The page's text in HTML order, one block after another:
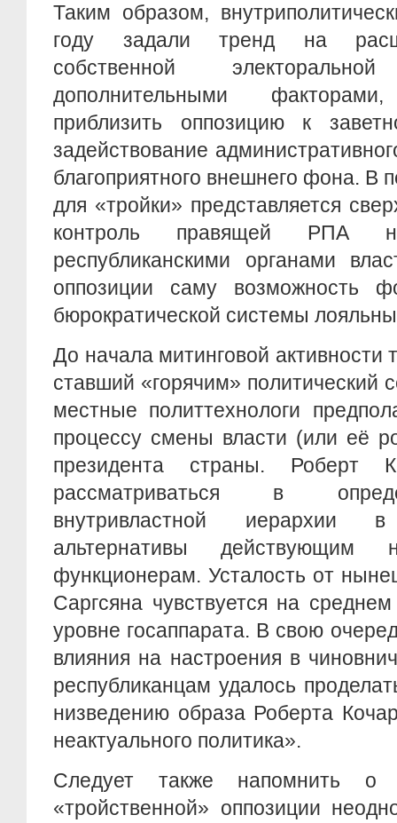
Таким образом,
году задали тренд на
собственной
дополнительными
приблизить оппозицию к
задействование
благоприятного внешнего фона. В
для «тройки» представляется
контроль правящей РПА
республиканскими органами
оппозиции саму возможность
бюрократической системы
До начала митинговой активности
ставший «горячим» политический
местные политтехнологи
процессу смены власти (или её
президента страны. Роберт
рассматриваться в
внутривластной иерархии
альтернативы
функционерам. Усталость от
Саргсяна чувствуется на
уровне госаппарата. В свою
влияния на настроения в
республиканцам удалось
низведению образа Роберта
неактуального политика».
Следует также напомнить
«тройственной» оппозиции